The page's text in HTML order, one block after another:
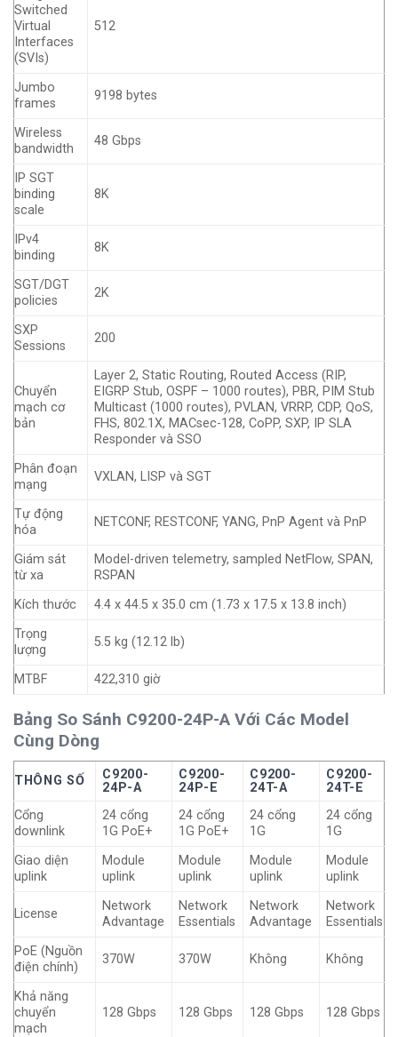
Switched
Virtual
Interfaces
(SVIs)
512
Jumbo
frames
9198 bytes
Wireless
bandwidth
48 Gbps
IP SGT
binding
scale
8K
IPv4
binding
8K
SGT/DGT
policies
2K
SXP
Sessions
200
Chuyển
mạch cơ
bản
Layer 2, Static Routing, Routed Access (RIP,
EIGRP Stub, OSPF – 1000 routes), PBR, PIM Stub
Multicast (1000 routes), PVLAN, VRRP, CDP, QoS,
FHS, 802.1X, MACsec-128, CoPP, SXP, IP SLA
Responder và SSO
Phân đoạn
mạng
VXLAN, LISP và SGT
Tự động
hóa
NETCONF, RESTCONF, YANG, PnP Agent và PnP
Giám sát
từ xa
Model-driven telemetry, sampled NetFlow, SPAN,
RSPAN
Kích thước
4.4 x 44.5 x 35.0 cm (1.73 x 17.5 x 13.8 inch)
Trọng
lượng
5.5 kg (12.12 lb)
MTBF 422,310 giờ
Bảng So Sánh C9200-24P-A Với Các Model
Cùng Dòng
THÔNG SỐ
C9200-
24P-A
C9200-
24P-E
C9200-
24T-A
C9200-
24T-E
Cổng
downlink
24 cổng
1G PoE+
24 cổng
1G PoE+
24 cổng
1G
24 cổng
1G
Giao diện
uplink
Module
uplink
Module
uplink
Module
uplink
Module
uplink
License
Network
Advantage
Network
Essentials
Network
Advantage
Network
Essentials
PoE (Nguồn
điện chính)
370W 370W Không Không
Khả năng
chuyển
mạch
128 Gbps 128 Gbps 128 Gbps 128 Gbps